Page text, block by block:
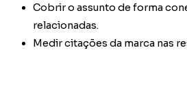
Cobrir o assunto de forma
relacionadas.
Medir citações da marca nas